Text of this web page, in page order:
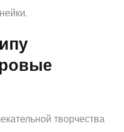
творчества